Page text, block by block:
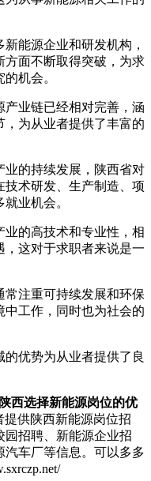
新能源企业和研发机构，
方面不断取得突破，为求
机会。
产业链已经相对完善，涵
为从业者提供了丰富的
业的持续发展，陕西省对
术研发、生产制造、项
业机会。
业的高技术和专业性，相
，这对于求职者来说是一
常注重可持续发展和环保
工作，同时也为社会的
优势为从业者提供了良
西选择新能源岗位的优
供陕西新能源岗位招
招聘、新能源企业招
车厂等信息。可以多多